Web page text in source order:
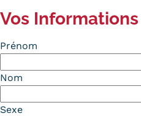
Vos Informations
Prénom
Nom
Sexe